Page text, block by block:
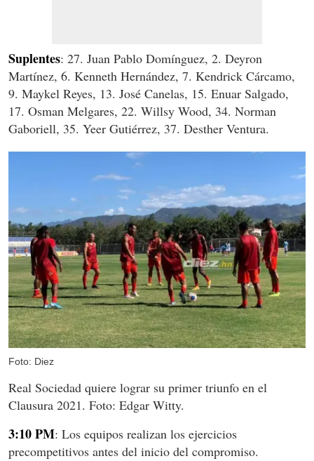
Suplentes: 27. Juan Pablo Domínguez, 2. Deyron
Martínez, 6. Kenneth Hernández, 7. Kendrick Cárcamo,
9. Maykel Reyes, 13. José Canelas, 15. Enuar Salgado,
17. Osman Melgares, 22. Willsy Wood, 34. Norman
Gaboriell, 35. Yeer Gutiérrez, 37. Desther Ventura.
Foto: Diez
Real Sociedad quiere lograr su primer triunfo en el
Clausura 2021. Foto: Edgar Witty.
3:10 PM: Los equipos realizan los ejercicios
precompetitivos antes del inicio del compromiso.